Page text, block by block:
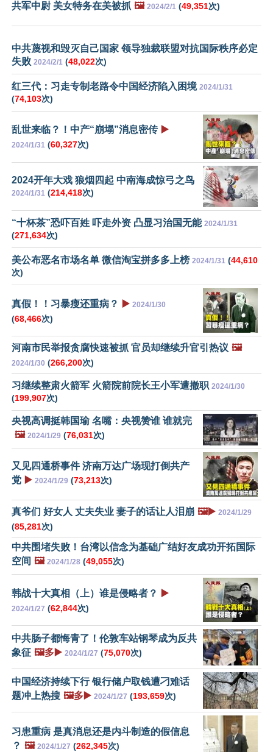
共军中尉 美女特务在美被抓 🖼️ 2024/2/1 (49,351次)
中共蔑视和毁灭自己国家 领导独裁联盟对抗国际秩序必定
失败 2024/2/1 (48,022次)
红三代：习走专制老路令中国经济陷入困境 2024/1/31
(74,103次)
乱世来临？！中产“崩塌”消息密传 ▶️
2024/1/31 (60,327次)
2024开年大戏 狼烟四起 中南海成惊弓之鸟
2024/1/31 (214,418次)
“十杯茶”恐吓百姓 吓走外资 凸显习治国无能 2024/1/31
(271,634次)
美公布恶名市场名单 微信淘宝拼多多上榜 2024/1/31 (44,610
次)
真假！！习暴瘦还重病？ ▶️ 2024/1/30
(68,466次)
河南市民举报贪腐快速被抓 官员却继续升官引热议 🖼️
2024/1/30 (266,200次)
习继续整肃火箭军 火箭院前院长王小军遭撤职 2024/1/30
(199,907次)
央视高调挺韩国瑜 名嘴：央视赞谁 谁就完
🖼️ 2024/1/29 (76,031次)
又见四通桥事件 济南万达广场现打倒共产
党 ▶️ 2024/1/29 (73,213次)
真爷们 好女人 丈夫失业 妻子的话让人泪崩 🖼️▶️ 2024/1/29
(85,281次)
中共围堵失败！台湾以信念为基础广结好友成功开拓国际
空间 🖼️ 2024/1/28 (49,055次)
韩战十大真相（上）谁是侵略者？ ▶️
2024/1/27 (62,844次)
中共肠子都悔青了！伦敦车站钢琴成为反共
象征 🖼️多▶️ 2024/1/27 (75,070次)
中国经济持续下行 银行储户取钱遭刁难话
题冲上热搜 🖼️多▶️ 2024/1/27 (193,659次)
习患重病 是真消息还是内斗制造的假信息
？ 🖼️ 2024/1/27 (262,345次)